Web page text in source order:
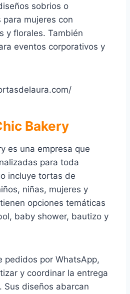
sobrios o
mujeres con
y florales. También
eventos corporativos y
Bakery
es una empresa que
para toda
incluye tortas de
niñas, mujeres y
opciones temáticas
baby shower, bautizo y
pedidos por WhatsApp,
y coordinar la entrega
Sus diseños abarcan